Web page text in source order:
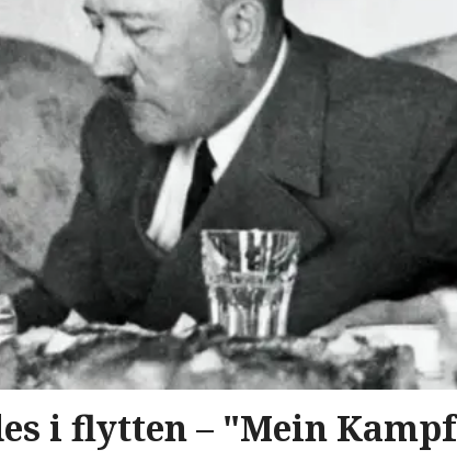
i flytten – "Mein Kampf